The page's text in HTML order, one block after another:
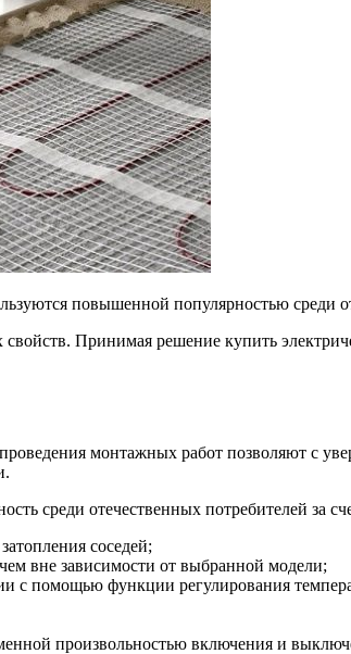
повышенной популярностью среди
Принимая решение купить
монтажных работ позволяют с
среди отечественных потребителей
соседей;
вне зависимости от выбранной модели;
с помощью функции регулирования
произвольностью включения и